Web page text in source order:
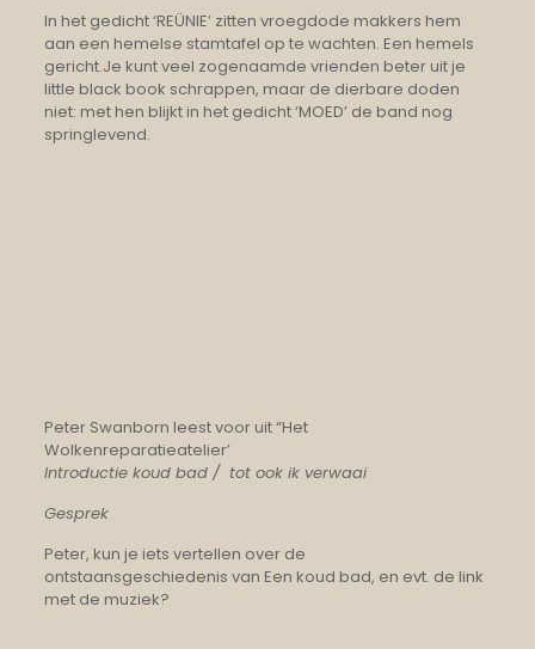
In het gedicht ‘REÜNIE’ zitten vroegdode makkers hem
aan een hemelse stamtafel op te wachten. Een hemels
gericht.Je kunt veel zogenaamde vrienden beter uit je
little black book schrappen, maar de dierbare doden
niet: met hen blijkt in het gedicht ‘MOED’ de band nog
springlevend.
Peter Swanborn leest voor uit “Het
Wolkenreparatieatelier’
Introductie koud bad / tot ook ik verwaai
Gesprek
Peter, kun je iets vertellen over de
ontstaansgeschiedenis van Een koud bad, en evt. de link
met de muziek?